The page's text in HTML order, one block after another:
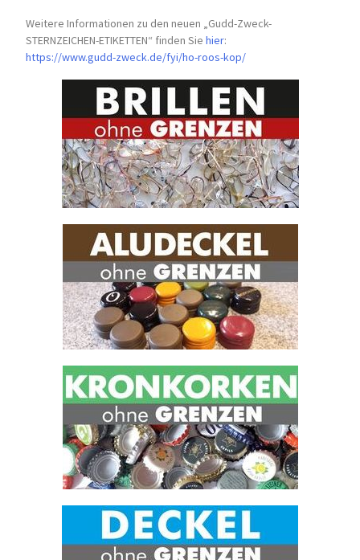
Weitere Informationen zu den neuen „Gudd-Zweck-
STERNZEICHEN-ETIKETTEN“ finden Siehier:
https://www.gudd-zweck.de/fyi/ho-roos-kop/